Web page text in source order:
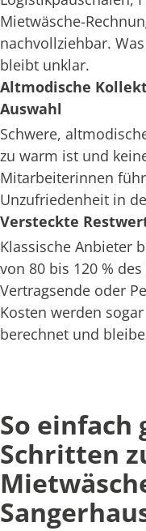
Mietwäsche-
nachvollziehbar.
bleibt unklar.
Altmodische
Auswahl
Schwere,
zu warm ist und
Mitarbeiterinnen
Unzufriedenheit in
Versteckte
Klassische Anbieter
von 80 bis 120 %
Vertragsende oder
Kosten werden
berechnet und
So einfach
Schritten